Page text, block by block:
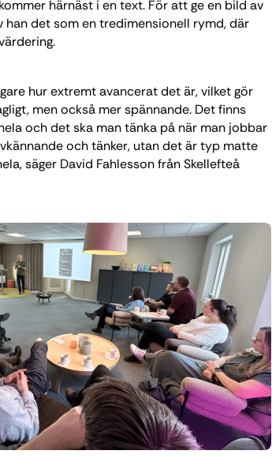
härnäst i en text. För att ge en bild av
han det som en tredimensionell rymd, där
hur extremt avancerat det är, vilket gör
men också mer spännande. Det finns
och det ska man tänka på när man jobbar
och tänker, utan det är typ matte
säger David Fahlesson från Skellefteå